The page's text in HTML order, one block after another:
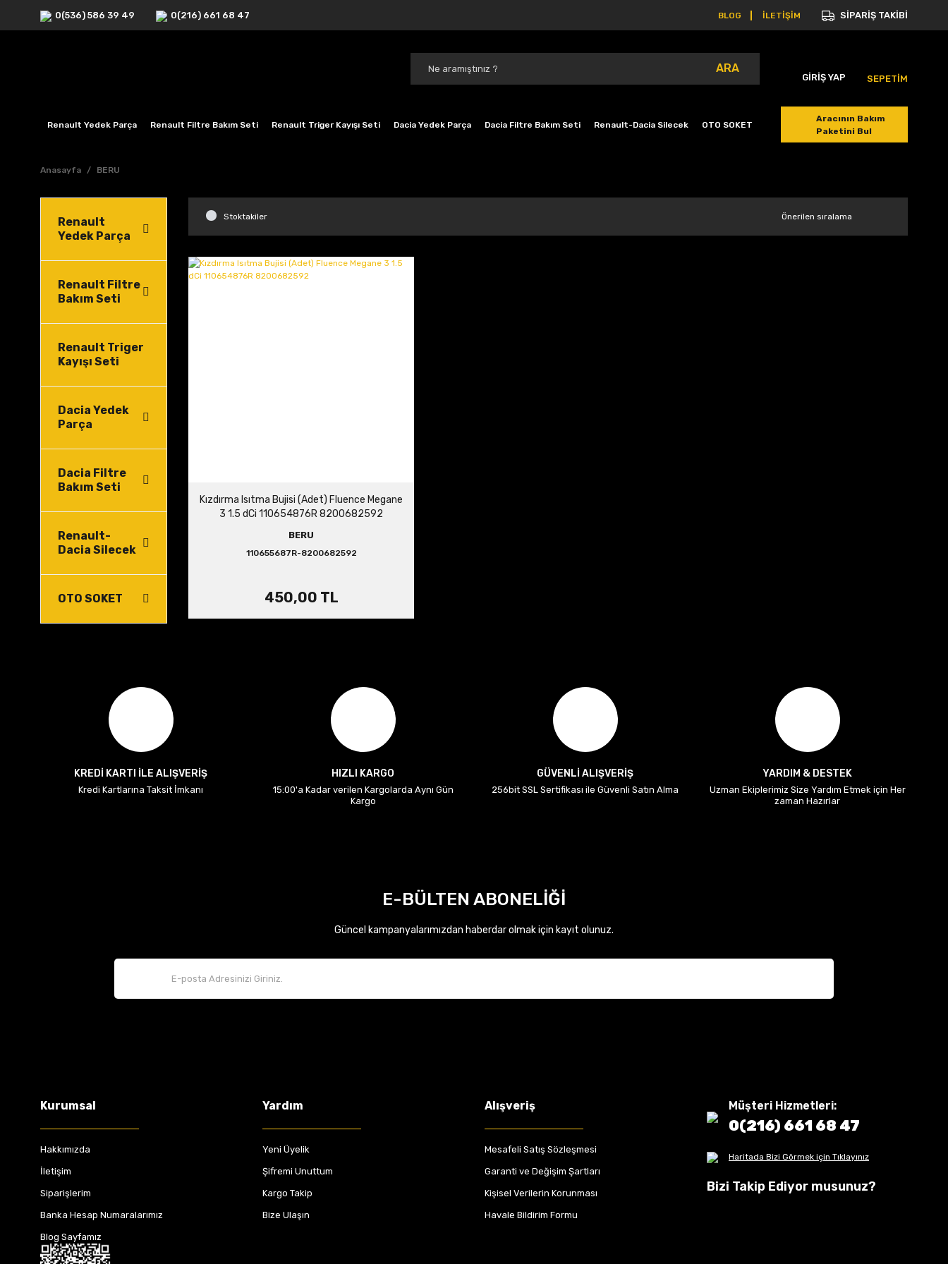
0(536) 586 39 49 0(216) 661 68 47 BLOG İLETİŞİM SİPARİŞ TAKİBİ
ARA
GİRİŞ YAP SEPETİM
Renault Yedek Parça Renault Filtre Bakım Seti Renault Triger Kayışı Seti Dacia Yedek Parça Dacia Filtre Bakım Seti Renault-Dacia Silecek OTO SOKET
Aracının Bakım
Paketini Bul
Anasayfa BERU
Renault
Yedek Parça
Renault Filtre
Bakım Seti
Renault Triger
Kayışı Seti
Dacia Yedek
Parça
Dacia Filtre
Bakım Seti
Renault-
Dacia Silecek
OTO SOKET
Stoktakiler
Kızdırma Isıtma Bujisi (Adet) Fluence Megane
3 1.5 dCi 110654876R 8200682592
BERU
110655687R-8200682592
450,00 TL
KREDİ KARTI İLE ALIŞVERİŞ
Kredi Kartlarına Taksit İmkanı
HIZLI KARGO
15:00'a Kadar verilen Kargolarda Aynı Gün
Kargo
GÜVENLİ ALIŞVERİŞ
256bit SSL Sertifikası ile Güvenli Satın Alma
YARDIM & DESTEK
Uzman Ekiplerimiz Size Yardım Etmek için Her
zaman Hazırlar
E-BÜLTEN ABONELİĞİ
Güncel kampanyalarımızdan haberdar olmak için kayıt olunuz.
Kurumsal
Hakkımızda
İletişim
Siparişlerim
Banka Hesap Numaralarımız
Blog Sayfamız
Yardım
Yeni Üyelik
Şifremi Unuttum
Kargo Takip
Bize Ulaşın
Alışveriş
Mesafeli Satış Sözleşmesi
Garanti ve Değişim Şartları
Kişisel Verilerin Korunması
Havale Bildirim Formu
Müşteri Hizmetleri:
0(216) 661 68 47
Haritada Bizi Görmek için Tıklayınız
Bizi Takip Ediyor musunuz?